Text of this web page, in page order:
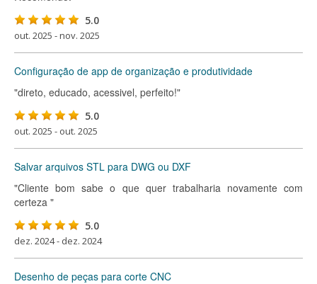
5.0
out. 2025 - nov. 2025
Configuração de app de organização e produtividade
"direto, educado, acessivel, perfeito!"
5.0
out. 2025 - out. 2025
Salvar arquivos STL para DWG ou DXF
"Cliente bom sabe o que quer trabalharia novamente com
certeza "
5.0
dez. 2024 - dez. 2024
Desenho de peças para corte CNC